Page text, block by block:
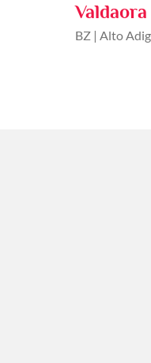
Valdaora
BZ | Alto